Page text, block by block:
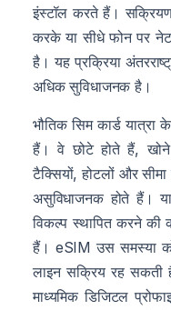
इंस्टॉल करते हैं।
करके या सीधे फोन पर
है। यह प्रक्रिया
अधिक सुविधाजनक है।
भौतिक सिम कार्ड यात्रा
हैं। वे छोटे होते हैं,
टैक्सियों, होटलों और
असुविधाजनक होते हैं।
विकल्प स्थापित करने की
हैं। eSIM उस समस्या
लाइन सक्रिय रह सकती
माध्यमिक डिजिटल